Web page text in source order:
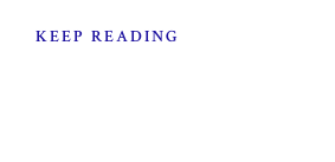
KEEP READING